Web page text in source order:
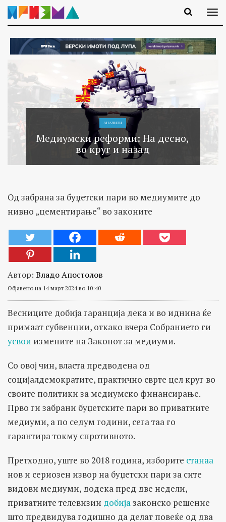
АНАЛИЗИ
Медиумски реформи: На десно,
во круг и назад
Од забрана за буџетски пари во медиумите до
нивно „цементирање“ во законите
Автор: Владо Апостолов
Објавено на 14 март 2024 во 10:40
Весниците добија гаранција дека и во иднина ќе
примаат субвенции, откако вчера Собранието ги
усвои измените на Законот за медиуми.
Со овој чин, власта предводена од
социјалдемократите, практично сврте цел круг во
своите политики за медиумско финансирање.
Прво ги забрани буџетските пари во приватните
медиуми, а по седум години, сега таа го
гарантира токму спротивното.
Претходно, уште во 2018 година, изборите станаа
нов и сериозен извор на буџетски пари за сите
видови медиуми, додека пред две недели,
приватните телевизии добијазаконско решение
што предвидува годишно да делат повеќе од два